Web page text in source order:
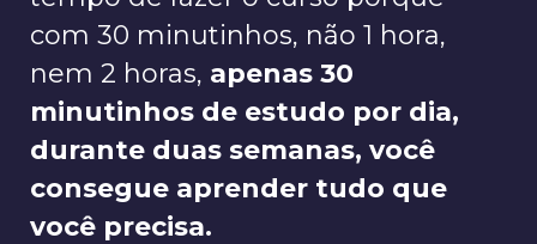
com 30 minutinhos, não 1 hora,
nem 2 horas, apenas 30
minutinhos de estudo por dia,
durante duas semanas, você
consegue aprender tudo que
você precisa.